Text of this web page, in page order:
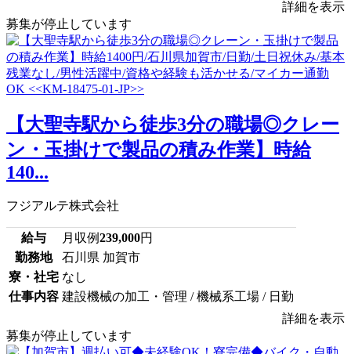
詳細を表示
募集が停止しています
【大聖寺駅から徒歩3分の職場◎クレー
ン・玉掛けで製品の積み作業】時給
140...
フジアルテ株式会社
給与 月収例239,000円
勤務地
石川県 加賀市
寮・社宅 なし
仕事内容 建設機械の加工・管理 / 機械系工場 / 日勤
詳細を表示
募集が停止しています